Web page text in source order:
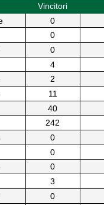
Vincitori
0
0
0
4
2
11
40
242
0
0
0
3
0